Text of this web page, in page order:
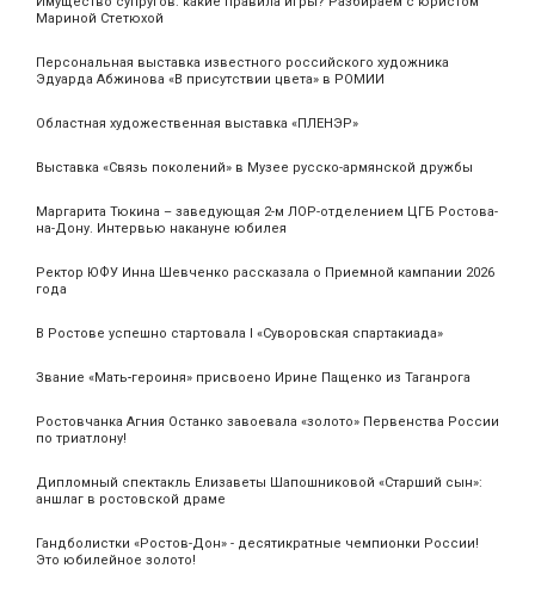
Мариной Стетюхой
Персональная выставка известного российского художника
Эдуарда Абжинова «В присутствии цвета» в РОМИИ
Областная художественная выставка «ПЛЕНЭР»
Выставка «Связь поколений» в Музее русско-армянской дружбы
Маргарита Тюкина – заведующая 2-м ЛОР-отделением ЦГБ Ростова-
на-Дону. Интервью накануне юбилея
Ректор ЮФУ Инна Шевченко рассказала о Приемной кампании 2026
года
В Ростове успешно стартовала I «Суворовская спартакиада»
Звание «Мать‑героиня» присвоено Ирине Пащенко из Таганрога
Ростовчанка Агния Останко завоевала «золото» Первенства России
по триатлону!
Дипломный спектакль Елизаветы Шапошниковой «Старший сын»:
аншлаг в ростовской драме
Гандболистки «Ростов-Дон» - десятикратные чемпионки России!
Это юбилейное золото!